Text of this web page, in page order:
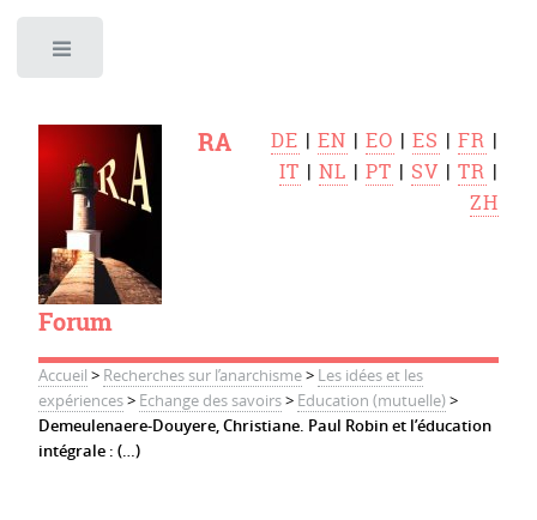
RA
Forum
DE |EN |EO |ES |FR |
IT |NL |PT | SV |TR |
ZH
Accueil > Recherches sur l’anarchisme> Les idées et les
expériences> Echange des savoirs> Education (mutuelle)>
Demeulenaere-Douyere, Christiane. Paul Robin et l’éducation
intégrale : (…)